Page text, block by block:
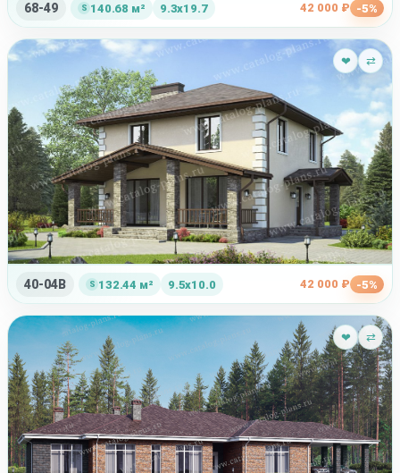
68-49 140.68 м² 9.3x19.7 42 000 ₽ -5%
❤ ⇄
40-04B 132.44 м² 9.5x10.0 42 000 ₽ -5%
❤ ⇄